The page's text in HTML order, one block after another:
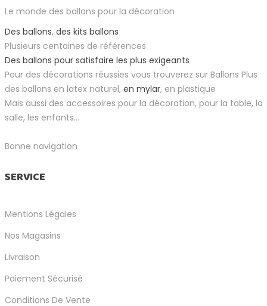
Le monde des ballons pour la décoration
Des ballons, des kits ballons
Plusieurs centaines de références
Des ballons pour satisfaire les plus exigeants
Pour des décorations réussies vous trouverez sur Ballons Plus
des ballons en latex naturel, en mylar, en plastique
Mais aussi des accessoires pour la décoration, pour la table, la
salle, les enfants...
Bonne navigation
SERVICE
Mentions Légales
Nos Magasins
Livraison
Paiement Sécurisé
Conditions De Vente